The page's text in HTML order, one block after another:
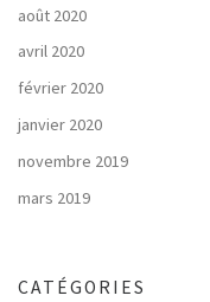
août 2020
avril 2020
février 2020
janvier 2020
novembre 2019
mars 2019
CATÉGORIES